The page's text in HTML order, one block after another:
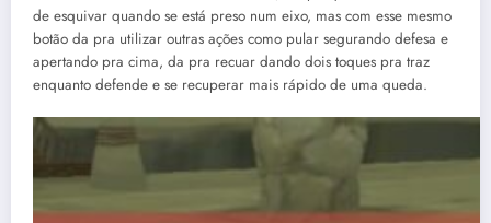
de esquivar quando se está preso num eixo, mas com esse mesmo
botão da pra utilizar outras ações como pular segurando defesa e
apertando pra cima, da pra recuar dando dois toques pra traz
enquanto defende e se recuperar mais rápido de uma queda.